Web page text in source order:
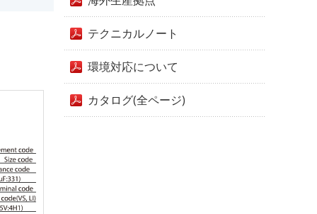
テクニカルノート
環境対応について
カタログ(全ページ)